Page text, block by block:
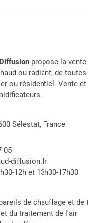
bâtiment
rayonnant
pompe à
tournantes
gaz
et contrôle
modèle
produit
propose la
ou radiant, de
ou résidentiel. Vente
Sélestat, France
05
diffusion.fr
12h et 13h30-17h30
de chauffage et de
du traitement de l'air